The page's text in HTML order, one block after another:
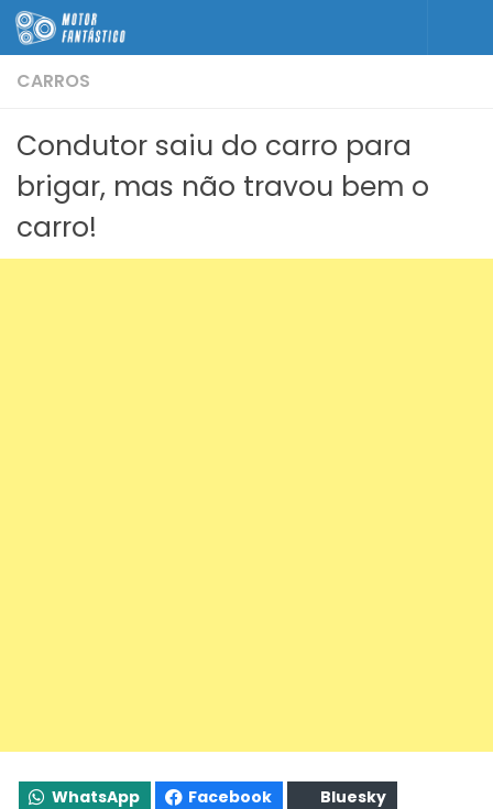
Skip to content
CARROS
Condutor saiu do carro para
brigar, mas não travou bem o
carro!
WhatsApp Facebook Bluesky